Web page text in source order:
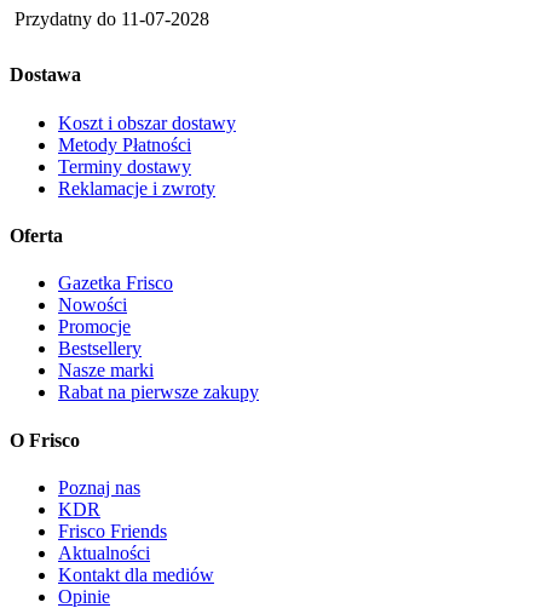
Przydatny do 11-07-2028
Dostawa
Koszt i obszar dostawy
Metody Płatności
Terminy dostawy
Reklamacje i zwroty
Oferta
Gazetka Frisco
Nowości
Promocje
Bestsellery
Nasze marki
Rabat na pierwsze zakupy
O Frisco
Poznaj nas
KDR
Frisco Friends
Aktualności
Kontakt dla mediów
Opinie